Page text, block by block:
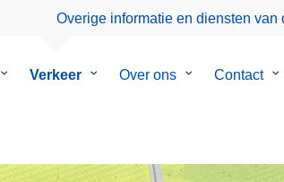
Overige informatie en diensten van
Submenu
Verkeer
SubmenuOver ons
Submenu
Contact